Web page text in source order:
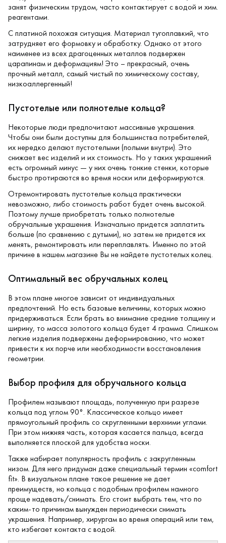
занят физическим трудом, часто контактирует с водой и хим.
реагентами.
С платиной похожая ситуация. Материал тугоплавкий, что
затрудняет его формовку и обработку. Однако от этого
наименее из всех драгоценных металлов подвержен
царапинам и деформациям! Это – прекрасный, очень
прочный металл, самый чистый по химическому составу,
низкоаллергенный!
Пустотелые или полнотелые кольца?
Некоторые люди предпочитают массивные украшения.
Чтобы они были доступны для большинства потребителей,
их нередко делают пустотелыми (полыми внутри). Это
снижает вес изделий и их стоимость. Но у таких украшений
есть огромный минус — у них очень тонкие стенки, которые
быстро протираются во время носки или деформируются.
Отремонтировать пустотелые кольца практически
невозможно, либо стоимость работ будет очень высокой.
Поэтому лучше приобретать только полнотелые
обручальные украшения. Изначально придется заплатить
больше (по сравнению с дутыми), но затем не придется их
менять, ремонтировать или переплавлять. Именно по этой
причине в нашем магазине Вы не найдете пустотелых колец.
Оптимальный вес обручальных колец
В этом плане многое зависит от индивидуальных
предпочтений. Но есть базовые величины, которых можно
придерживаться. Если брать во внимание средние толщину и
ширину, то масса золотого кольца будет 4 грамма. Слишком
легкие изделия подвержены деформированию, что может
привести к их порче или необходимости восстановления
геометрии.
Выбор профиля для обручального кольца
Профилем называют площадь, полученную при разрезе
кольца под углом 90°. Классическое кольцо имеет
прямоугольный профиль со скругленными верхними углами.
При этом нижняя часть, которая касается пальца, всегда
выполняется плоской для удобства носки.
Также набирает популярность профиль с закругленным
низом. Для него придуман даже специальный термин «comfort
fit». В визуальном плане такое решение не дает
преимуществ, но кольца с подобным профилем намного
проще надевать/снимать. Его стоит выбрать тем, что по
каким-то причинам вынужден периодически снимать
украшения. Например, хирургам во время операций или тем,
кто избегает контакта с водой.